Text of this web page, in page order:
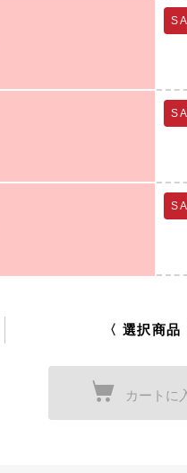
〈 選択商品
カートに